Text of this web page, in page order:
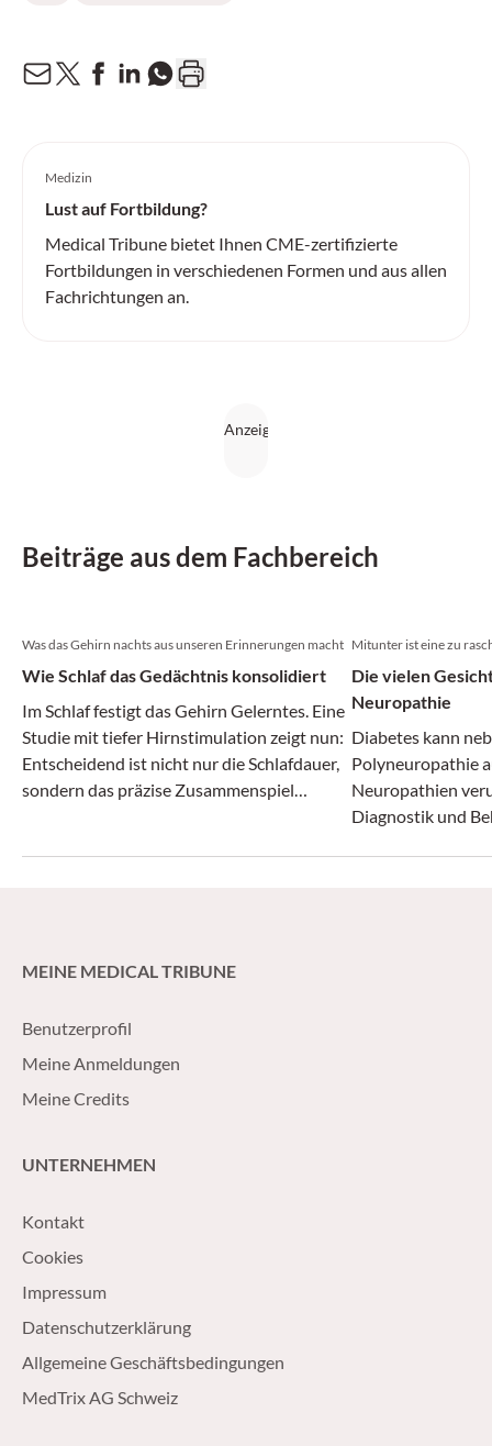
Medizin
Lust auf Fortbildung?
Medical Tribune bietet Ihnen CME-zertifizierte
Fortbildungen in verschiedenen Formen und aus allen
Fachrichtungen an.
Beiträge aus dem Fachbereich
Was das Gehirn nachts aus unseren Erinnerungen macht
Wie Schlaf das Gedächtnis konsolidiert
Im Schlaf festigt das Gehirn Gelerntes. Eine
Studie mit tiefer Hirnstimulation zeigt nun:
Entscheidend ist nicht nur die Schlafdauer,
sondern das präzise Zusammenspiel
Mitunter ist eine zu
Die vielen
Neuropathie
Diabetes kann
Polyneuropathie
Neuropathien
Diagnostik und
MEINE MEDICAL TRIBUNE
Benutzerprofil
Meine Anmeldungen
Meine Credits
UNTERNEHMEN
Kontakt
Cookies
Impressum
Datenschutzerklärung
Allgemeine Geschäftsbedingungen
MedTrix AG Schweiz